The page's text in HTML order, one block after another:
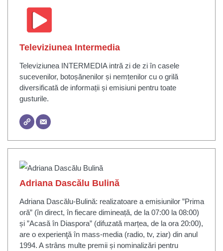
Televiziunea Intermedia
Televiziunea INTERMEDIA intră zi de zi în casele
sucevenilor, botoșănenilor și nemțenilor cu o grilă
diversificată de informații și emisiuni pentru toate
gusturile.
Adriana Dascălu Bulină
Adriana Dascălu-Bulină: realizatoare a emisiunilor ”Prima
oră” (în direct, în fiecare dimineață, de la 07:00 la 08:00)
și ”Acasă în Diaspora” (difuzată marțea, de la ora 20:00),
are o experienţă în mass-media (radio, tv, ziar) din anul
1994. A strâns multe premii și nominalizări pentru